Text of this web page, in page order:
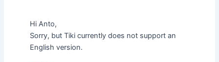
Hi Anto,
Sorry, but Tiki currently does not support an
English version.